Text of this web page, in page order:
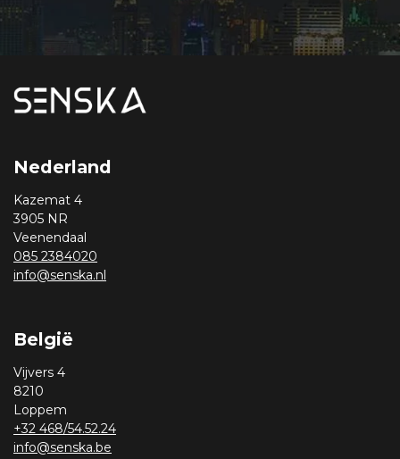
Nederland
Kazemat 4
3905 NR
Veenendaal
085 2384020
info@senska.nl
België
Vijvers 4
8210
Loppem
+32 468/54.52.24
info@senska.be